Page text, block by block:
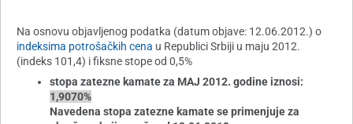
Na osnovu objavljenog podatka (datum objave: 12.06.2012.) o
indeksima potrošačkih cena u Republici Srbiji u maju 2012.
(indeks 101,4) i fiksne stope od 0,5%
stopa zatezne kamate za MAJ 2012. godine iznosi:
1,9070%
Navedena stopa zatezne kamate se primenjuje za